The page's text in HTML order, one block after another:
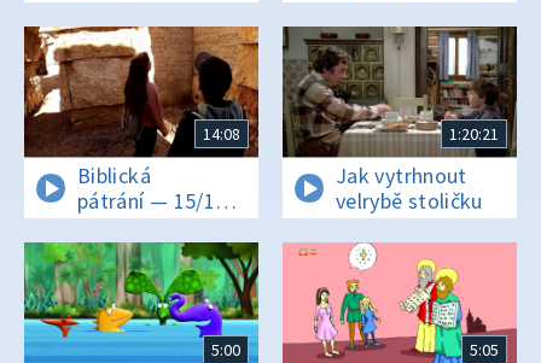
14:08
Biblická
pátrání — 15/16
Šoa
1:20:21
Jak vytrhnout
velrybě stoličku
5:00 5:05